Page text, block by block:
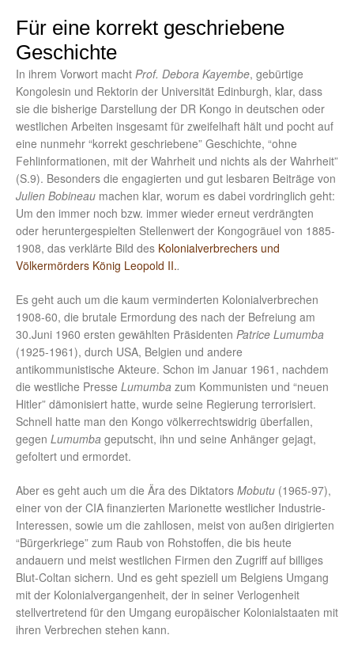
Für eine korrekt geschriebene
Geschichte
In ihrem Vorwort macht Prof. Debora Kayembe, gebürtige
Kongolesin und Rektorin der Universität Edinburgh, klar, dass
sie die bisherige Darstellung der DR Kongo in deutschen oder
westlichen Arbeiten insgesamt für zweifelhaft hält und pocht auf
eine nunmehr “korrekt geschriebene” Geschichte, “ohne
Fehlinformationen, mit der Wahrheit und nichts als der Wahrheit”
(S.9). Besonders die engagierten und gut lesbaren Beiträge von
Julien Bobineau machen klar, worum es dabei vordringlich geht:
Um den immer noch bzw. immer wieder erneut verdrängten
oder heruntergespielten Stellenwert der Kongogräuel von 1885-
1908, das verklärte Bild des Kolonialverbrechers und
Völkermörders König Leopold II..
Es geht auch um die kaum verminderten Kolonialverbrechen
1908-60, die brutale Ermordung des nach der Befreiung am
30.Juni 1960 ersten gewählten Präsidenten Patrice Lumumba
(1925-1961), durch USA, Belgien und andere
antikommunistische Akteure. Schon im Januar 1961, nachdem
die westliche Presse Lumumba zum Kommunisten und “neuen
Hitler” dämonisiert hatte, wurde seine Regierung terrorisiert.
Schnell hatte man den Kongo völkerrechtswidrig überfallen,
gegen Lumumba geputscht, ihn und seine Anhänger gejagt,
gefoltert und ermordet.
Aber es geht auch um die Ära des Diktators Mobutu (1965-97),
einer von der CIA finanzierten Marionette westlicher Industrie-
Interessen, sowie um die zahllosen, meist von außen dirigierten
“Bürgerkriege” zum Raub von Rohstoffen, die bis heute
andauern und meist westlichen Firmen den Zugriff auf billiges
Blut-Coltan sichern. Und es geht speziell um Belgiens Umgang
mit der Kolonialvergangenheit, der in seiner Verlogenheit
stellvertretend für den Umgang europäischer Kolonialstaaten mit
ihren Verbrechen stehen kann.